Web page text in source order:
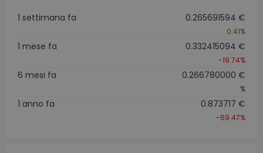
1 settimana fa 0.265691594 €
0.41%
1 mese fa 0.332415094 €
-19.74%
6 mesi fa 0.266780000 €
%
1 anno fa 0.873717 €
-69.47%